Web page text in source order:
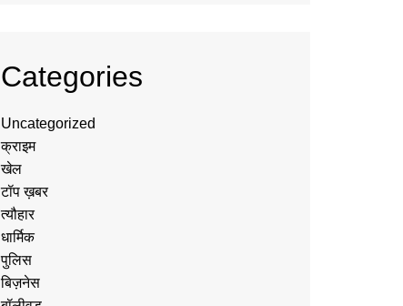
Categories
Uncategorized
क्राइम
खेल
टॉप ख़बर
त्यौहार
धार्मिक
पुलिस
बिज़नेस